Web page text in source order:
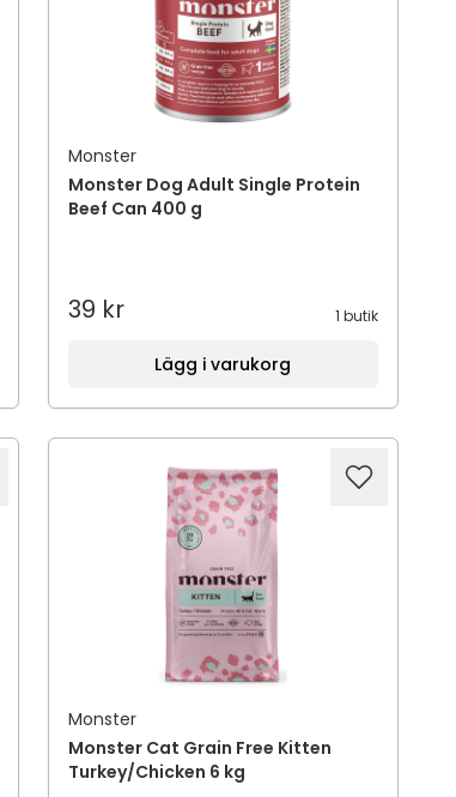
Monster
Monster Dog Adult Single Protein
Beef Can 400 g
39 kr 1 butik
Lägg i varukorg
Monster
Monster Cat Grain Free Kitten
Turkey/Chicken 6 kg